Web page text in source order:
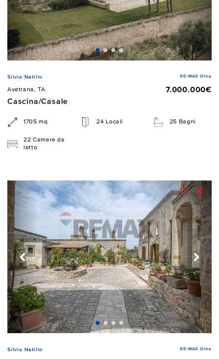
Silvia Natillo RE/MAX Oltre
Avetrana, TA
7.000.000€
Cascina/Casale
1705 mq 24 Locali 25 Bagni
22 Camere da
letto
Silvia Natillo RE/MAX Oltre